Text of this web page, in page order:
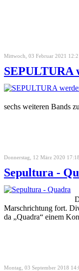
Mittwoch, 03 Februar 2021
SEPULTURA
sechs weiteren Bands
Donnerstag, 12 März 2020 17:18
Sepultura -
Marschrichtung fort.
da „Quadra“ einem
Montag, 03 September 2018